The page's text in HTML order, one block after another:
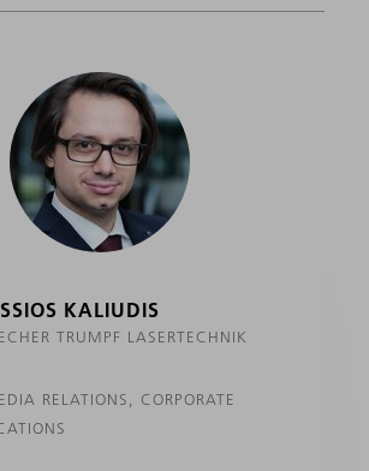
KALIUDIS
TRUMPF LASERTECHNIK
RELATIONS, CORPORATE